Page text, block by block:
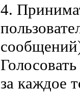
4.
за каждое